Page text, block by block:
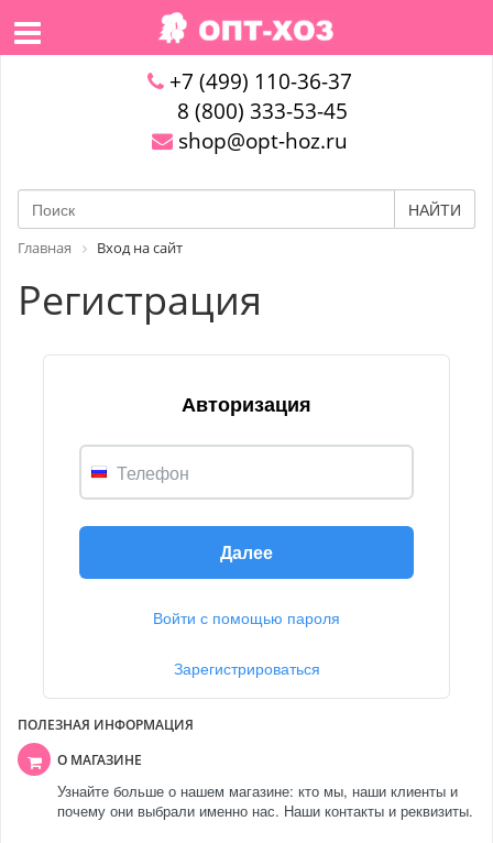
+7 (499) 110-36-37
8 (800) 333-53-45
shop@opt-hoz.ru
НАЙТИ
Главная Вход на сайт
Регистрация
Авторизация
Телефон
Далее
Войти с помощью пароля
Зарегистрироваться
ПОЛЕЗНАЯ ИНФОРМАЦИЯ
О МАГАЗИНЕ
Узнайте больше о нашем магазине: кто мы, наши клиенты и
почему они выбрали именно нас. Наши контакты и реквизиты.